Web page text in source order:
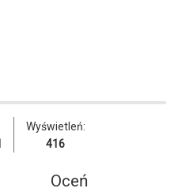
Wyświetleń:
416
Oceń